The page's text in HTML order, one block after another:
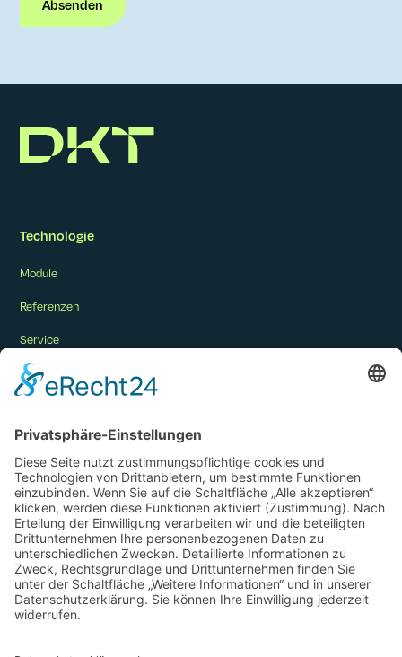
Technologie
Module
Referenzen
Service
Karriere
Kontakt
Impact
Social Media
Instagram